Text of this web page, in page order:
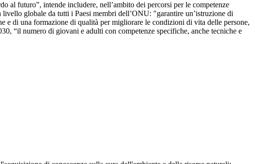
al futuro”, intende includere, nell’ambito dei percorsi per le competenze
globale da tutti i Paesi membri dell’ONU: "garantire un’istruzione di
e di una formazione di qualità per migliorare le condizioni di vita delle persone,
“il numero di giovani e adulti con competenze specifiche, anche tecniche e